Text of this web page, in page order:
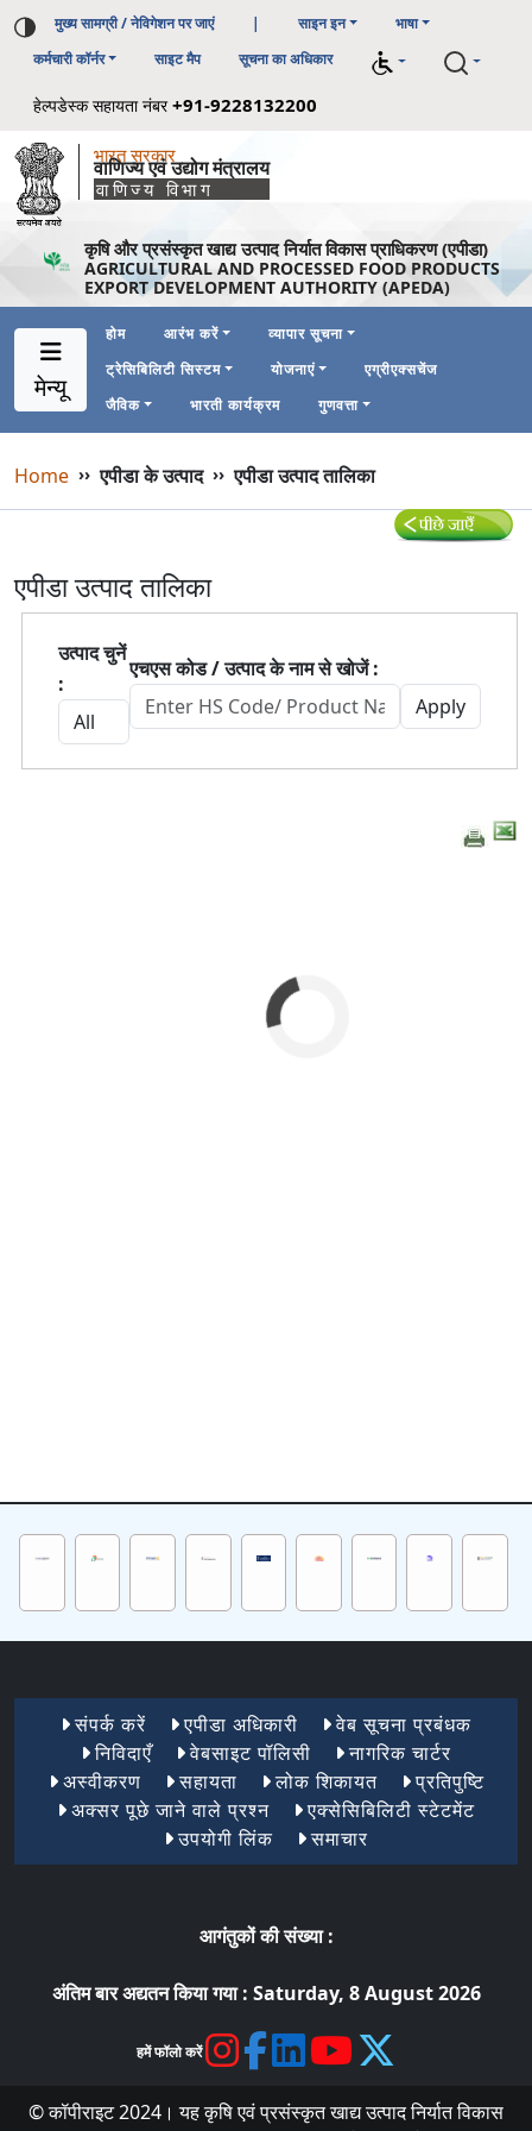
मुख्य सामग्री / नेविगेशन पर जाएं | साइन इन
भाषा
कर्मचारी कॉर्नर
साइट मैप सूचना का अधिकार
हेल्पडेस्क सहायता नंबर+91-9228132200
भारत सरकार
वाणिज्य एवं उद्योग मंत्रालय
वाणिज्य विभाग
कृषि और प्रसंस्कृत खाद्य उत्पाद निर्यात विकास प्राधिकरण (एपीडा)
AGRICULTURAL AND PROCESSED FOOD PRODUCTS
EXPORT DEVELOPMENT AUTHORITY (APEDA)
मेन्यू
Main Navigation 1
Main Menu Horizontal
होम आरंभ करें
व्यापार सूचना
ट्रेसिबिलिटी सिस्टम
योजनाएं
एग्रीएक्सचेंज
जैविक
भारती कार्यक्रम गुणवत्ता
Breadcrumb
Home ››एपीडा के उत्पाद››एपीडा उत्पाद तालिका
एपीडा उत्पाद तालिका
उत्पाद चुनें
:
एचएस कोड / उत्पाद के नाम से खोजें :
Footer Menu 1
संपर्क करें एपीडा अधिकारी
वेब सूचना प्रबंधक
निविदाएँ
वेबसाइट पॉलिसी
नागरिक चार्टर
अस्वीकरण
सहायता लोक शिकायत
प्रतिपुष्टि
अक्सर पूछे जाने वाले प्रश्न
एक्सेसिबिलिटी स्टेटमेंट
उपयोगी लिंक
समाचार
आगंतुकों की संख्या :
अंतिम बार अद्यतन किया गया : Saturday, 8 August 2026
हमें फॉलो करें
© कॉपीराइट 2024। यह कृषि एवं प्रसंस्कृत खाद्य उत्पाद निर्यात विकास